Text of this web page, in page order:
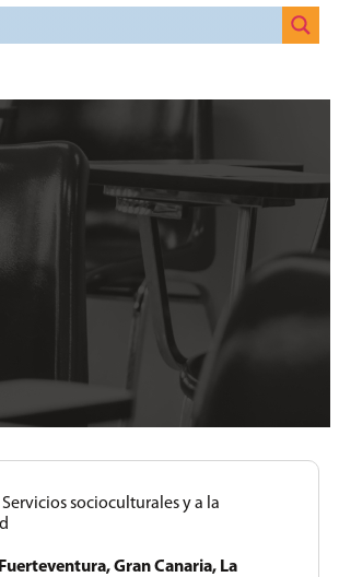
Servicios socioculturales y a la
Fuerteventura,Gran Canaria, La